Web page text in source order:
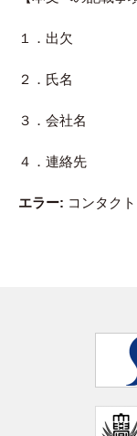
１．出欠
２．氏名
３．会社名
４．連絡先
エラー: コンタク